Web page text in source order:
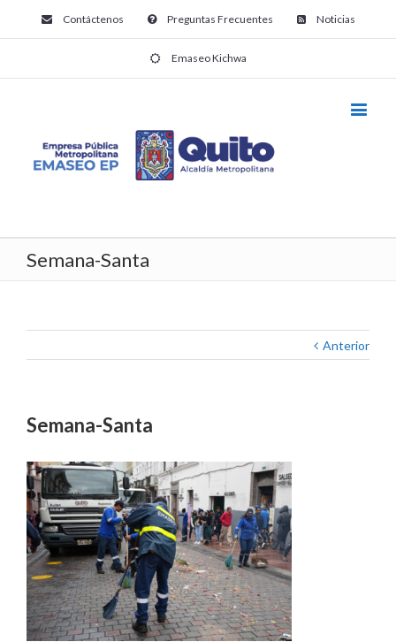
Contáctenos Preguntas Frecuentes Noticias
Emaseo Kichwa
Semana-Santa
Anterior
Semana-Santa